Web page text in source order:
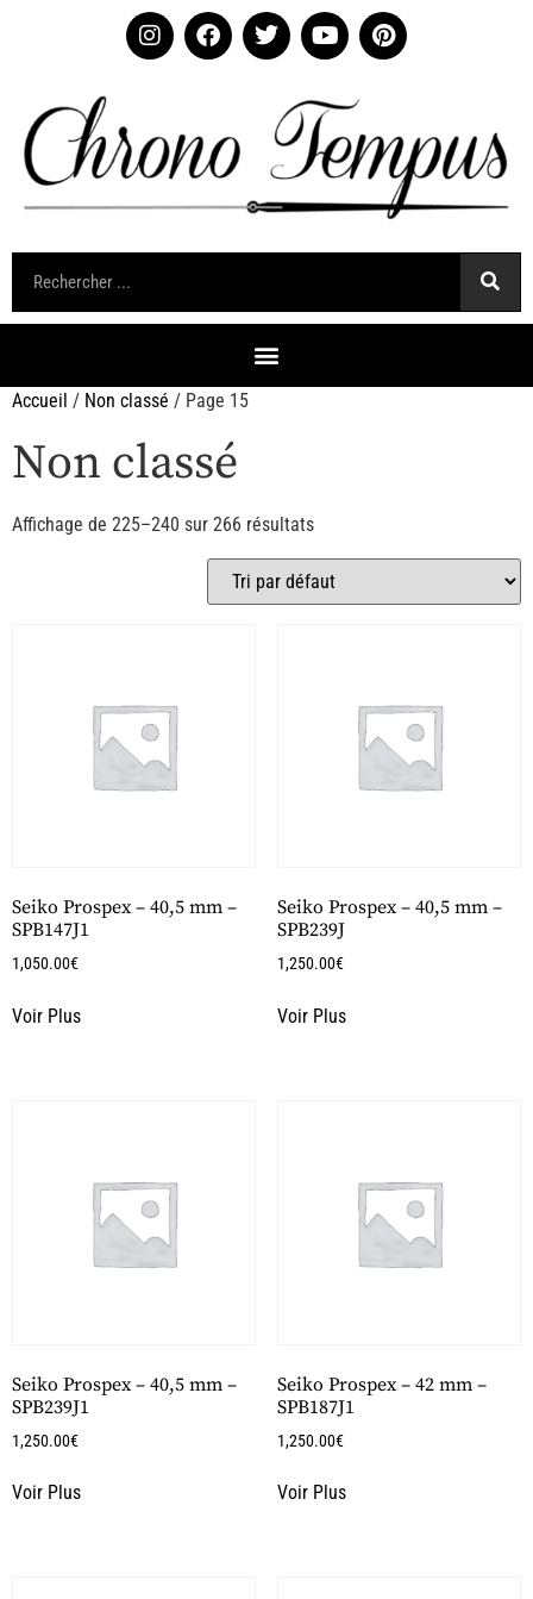
Accueil / Non classé / Page 15
Non classé
Affichage de 225–240 sur 266 résultats
Seiko Prospex – 40,5 mm –
SPB147J1
1,050.00€
Voir Plus
Seiko Prospex – 40,5 mm –
SPB239J
1,250.00€
Voir Plus
Seiko Prospex – 40,5 mm –
SPB239J1
1,250.00€
Voir Plus
Seiko Prospex – 42 mm –
SPB187J1
1,250.00€
Voir Plus